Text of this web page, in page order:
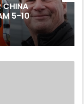
CHINA
5-10